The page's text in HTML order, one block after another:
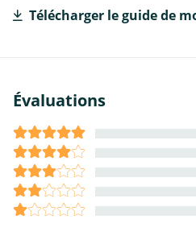
Télécharger le guide de
Évaluations